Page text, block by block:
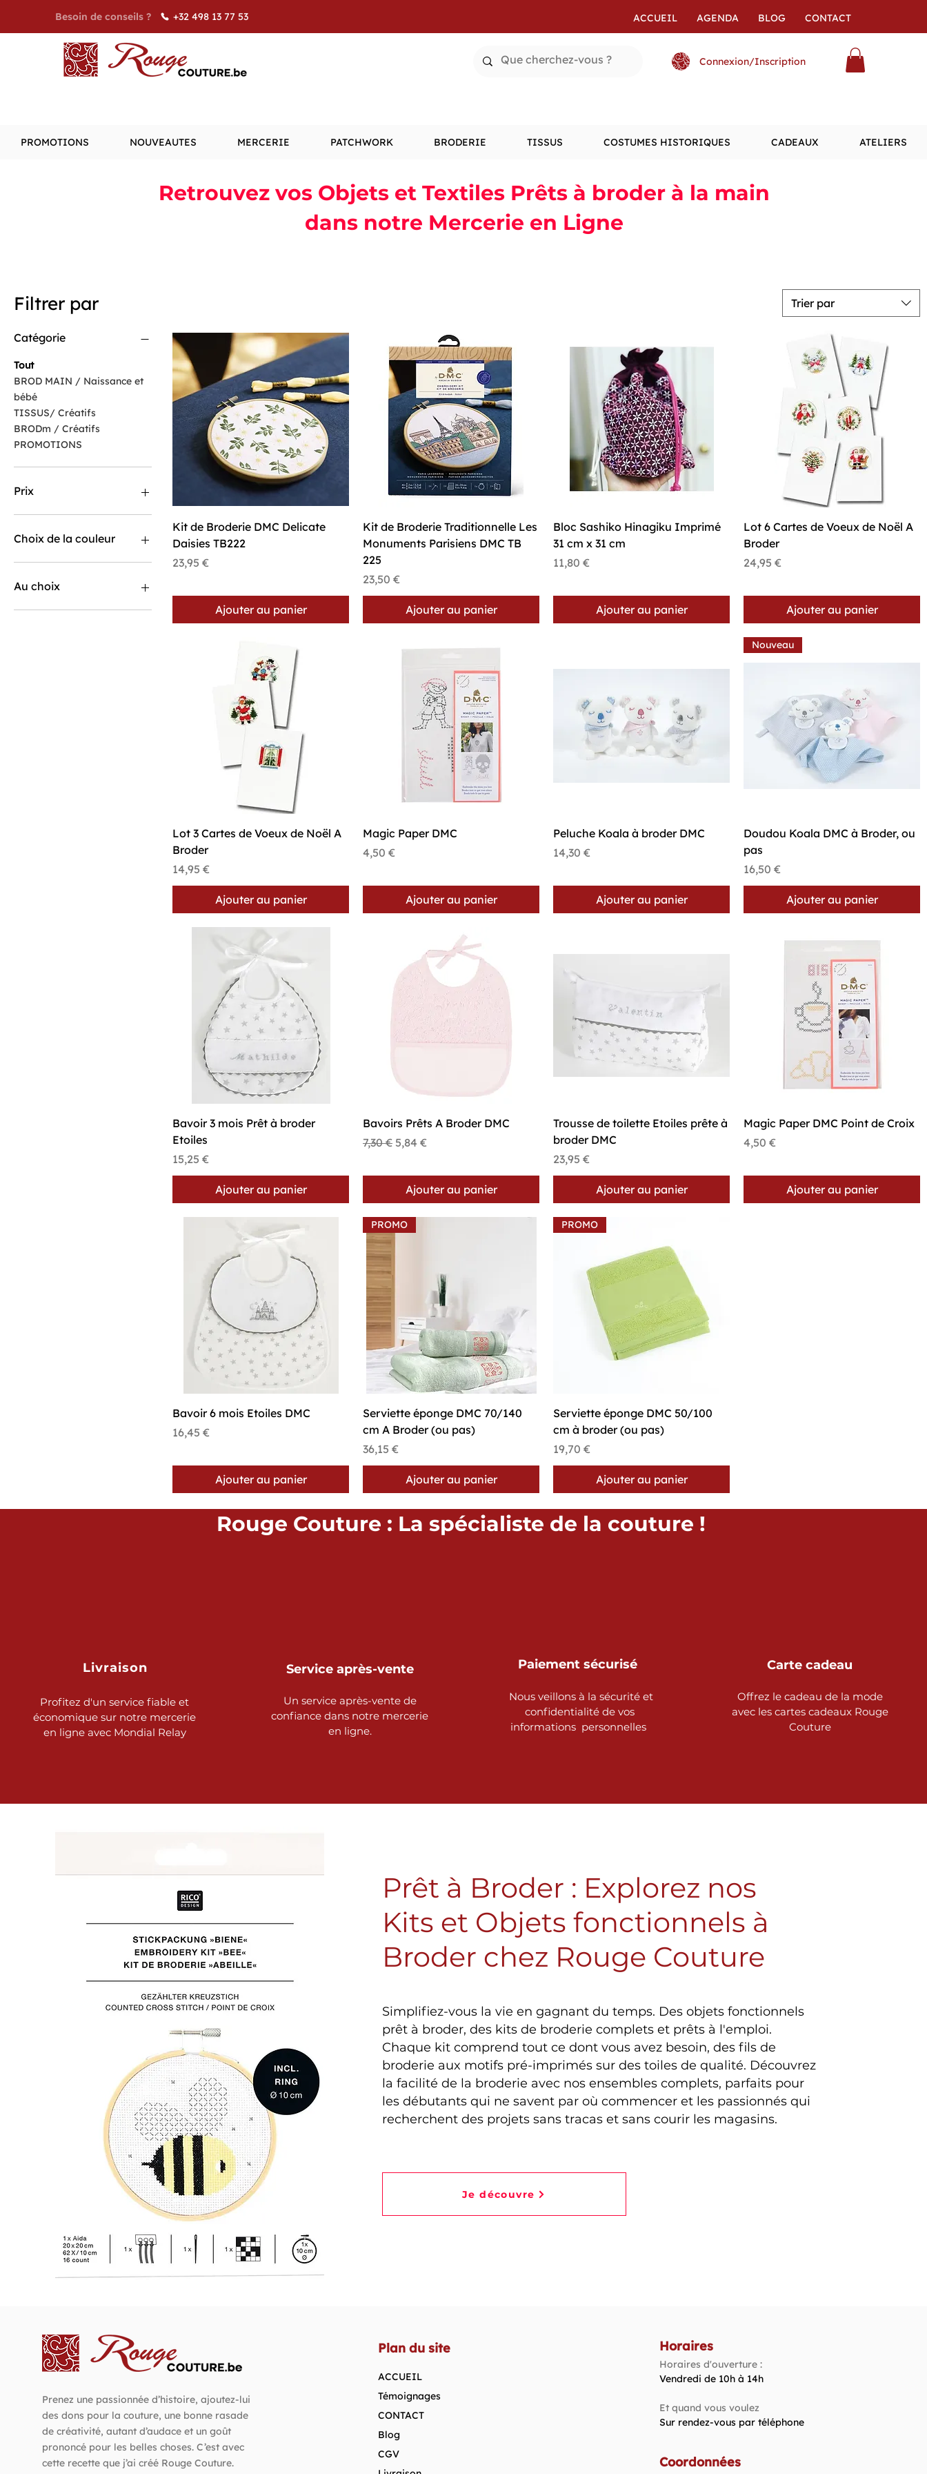
Besoin de conseils ? +32 498 13 77 53 ACCUEIL AGENDA BLOG CONTACT
Connexion/Inscription
PROMOTIONS NOUVEAUTES MERCERIE PATCHWORK BRODERIE TISSUS COSTUMES HISTORIQUES CADEAUX ATELIERS
Retrouvez vos Objets et Textiles Prêts à broder à la main
dans notre Mercerie en Ligne
Filtrer par
Catégorie
Tout
BROD MAIN / Naissance et
bébé
TISSUS/ Créatifs
BRODm / Créatifs
PROMOTIONS
Prix
Choix de la couleur
Au choix
Amour
Trier par
Aperçu rapide
Kit de Broderie DMC Delicate
Daisies TB222
Prix
23,95 €
Ajouter au panier
Aperçu rapide
Kit de Broderie Traditionnelle Les
Monuments Parisiens DMC TB
225
Prix
23,50 €
Ajouter au panier
Aperçu rapide
Bloc Sashiko Hinagiku Imprimé
31 cm x 31 cm
Prix
11,80 €
Ajouter au panier
Aperçu rapide
Lot 6 Cartes de Voeux de Noël A
Broder
Prix
24,95 €
Ajouter au panier
Aperçu rapide
Lot 3 Cartes de Voeux de Noël A
Broder
Prix
14,95 €
Ajouter au panier
Aperçu rapide
Magic Paper DMC
Prix
4,50 €
Ajouter au panier
Aperçu rapide
Peluche Koala à broder DMC
Prix
14,30 €
Ajouter au panier
Aperçu rapide
Nouveau
Doudou Koala DMC à Broder, ou
pas
Prix
16,50 €
Ajouter au panier
Aperçu rapide
Bavoir 3 mois Prêt à broder
Etoiles
Prix
15,25 €
Ajouter au panier
Aperçu rapide
Bavoirs Prêts A Broder DMC
Prix original
7,30 € Prix promotionnel
5,84 €
Ajouter au panier
Aperçu rapide
Trousse de toilette Etoiles prête à
broder DMC
Prix
23,95 €
Ajouter au panier
Aperçu rapide
Magic Paper DMC Point de Croix
Prix
4,50 €
Ajouter au panier
Aperçu rapide
Bavoir 6 mois Etoiles DMC
Prix
16,45 €
Ajouter au panier
Aperçu rapide
PROMO
Serviette éponge DMC 70/140
cm A Broder (ou pas)
Prix
36,15 €
Ajouter au panier
Aperçu rapide
PROMO
Serviette éponge DMC 50/100
cm à broder (ou pas)
Prix
19,70 €
Ajouter au panier
Rouge Couture : La spécialiste de la couture !
Livraison
Profitez d'un service fiable et
économique sur notre mercerie
en ligne avec Mondial Relay
Service après-vente
Un service après-vente de
confiance dans notre mercerie
en ligne.
Paiement sécurisé
Nous veillons à la sécurité et
confidentialité de vos
informations personnelles
Carte cadeau
Offrez le cadeau de la mode
avec les cartes cadeaux Rouge
Couture
Prêt à Broder : Explorez nos
Kits et Objets fonctionnels à
Broder chez Rouge Couture
Simplifiez-vous la vie en gagnant du temps. Des objets fonctionnels
prêt à broder, des kits de broderie complets et prêts à l'emploi.
Chaque kit comprend tout ce dont vous avez besoin, des fils de
broderie aux motifs pré-imprimés sur des toiles de qualité. Découvrez
la facilité de la broderie avec nos ensembles complets, parfaits pour
les débutants qui ne savent par où commencer et les passionnés qui
recherchent des projets sans tracas et sans courir les magasins.
Je découvre
Prenez une passionnée d’histoire, ajoutez-lui
des dons pour la couture, une bonne rasade
de créativité, autant d’audace et un goût
prononcé pour les belles choses. C’est avec
cette recette que j’ai créé Rouge Couture.
Plan du site
ACCUEIL
Témoignages
CONTACT
Blog
CGV
Horaires
Horaires d'ouverture :
Vendredi de 10h à 14h​
Et quand vous voulez
Sur rendez-vous par téléphone
Coordonnées